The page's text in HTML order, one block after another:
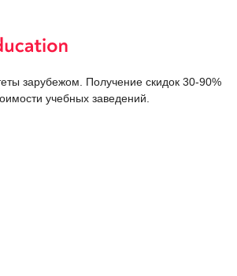
зарубежом. Получение скидок 30-90%
учебных заведений.